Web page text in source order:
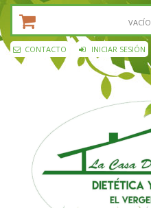
VACÍO
CONTACTO INICIAR SESIÓN